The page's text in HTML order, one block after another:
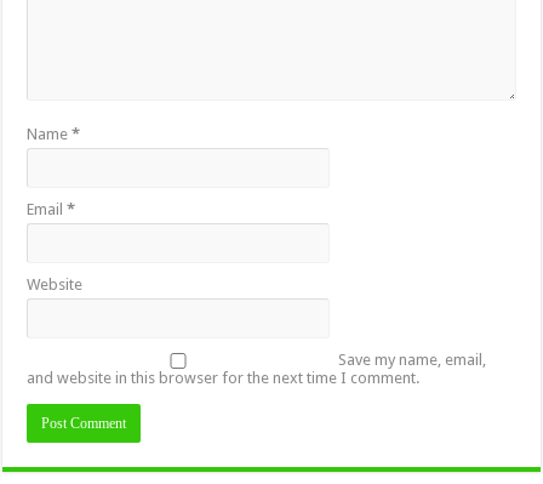
Name*
Email*
Website
Save my name, email,
and website in this browser for the next time I comment.